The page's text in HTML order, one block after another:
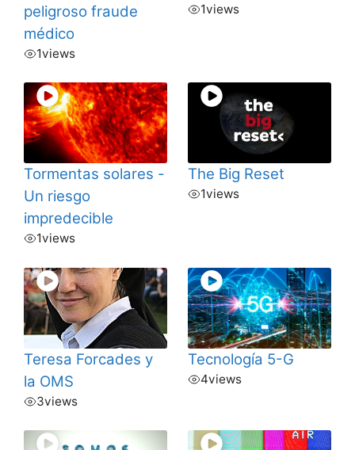
peligroso fraude
médico
1views
1views
Tormentas solares -
Un riesgo
impredecible
1views
The Big Reset
1views
Teresa Forcades y
la OMS
3views
Tecnología 5-G
4views